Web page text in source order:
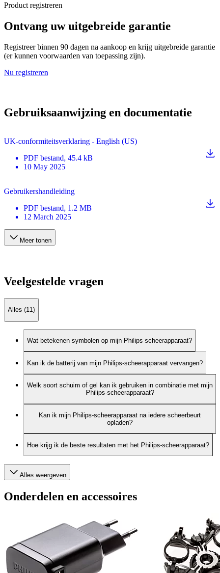
Product registreren
Ontvang uw uitgebreide garantie
Registreer binnen 90 dagen na aankoop en krijg uitgebreide garantie
(er kunnen voorwaarden van toepassing zijn).
Nu registreren
Gebruiksaanwijzing en documentatie
UK-conformiteitsverklaring - English (US)
PDF bestand, 45.4 kB
10 May 2025
Gebruikershandleiding
PDF bestand, 1.2 MB
12 March 2025
Meer tonen
Veelgestelde vragen
Alles (11)
Wat betekenen symbolen op mijn Philips-scheerapparaat?
Kan ik de batterij van mijn Philips-scheerapparaat vervangen?
Welk soort schuim of gel kan ik gebruiken in combinatie met mijn
Philips-scheerapparaat?
Kan ik mijn Philips-scheerapparaat na iedere scheerbeurt
opladen?
Hoe krijg ik de beste resultaten met het Philips-scheerapparaat?
Alles weergeven
Onderdelen en accessoires